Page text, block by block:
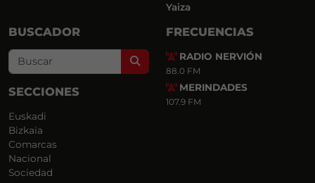
Yaiza
BUSCADOR
Search
SECCIONES
Euskadi
Bizkaia
Comarcas
Nacional
Sociedad
FRECUENCIAS
RADIO NERVIÓN
88.0 FM
MERINDADES
107.9 FM